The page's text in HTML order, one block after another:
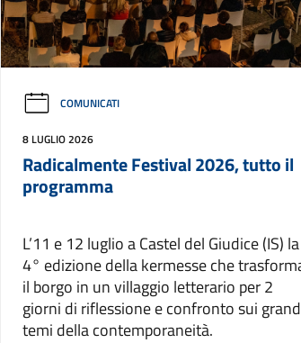
COMUNICATI
8 LUGLIO 2026
Radicalmente Festival 2026, tutto il
programma
L’11 e 12 luglio a Castel del Giudice (IS) la
4° edizione della kermesse che
il borgo in un villaggio letterario per 2
giorni di riflessione e confronto sui
temi della contemporaneità.